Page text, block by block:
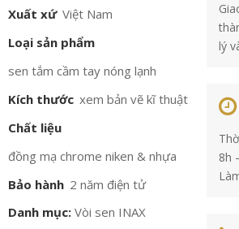
Xuất xứ Việt Nam
Loại sản phẩm
sen tắm cầm tay nóng lạnh
Kích thước xem bản vẽ kĩ thuật
Chất liệu
đồng mạ chrome niken & nhựa
Bảo hành 2 năm điện tử
Danh mục: Vòi sen INAX
lý
8h